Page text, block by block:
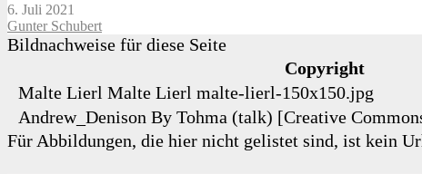
6. Juli 2021
Gunter Schubert
Bildnachweise für diese Seite
Copyright
Malte Lierl Malte Lierl malte-lierl-150x150.jpg
Andrew_Denison By Tohma (talk) [Creative
Für Abbildungen, die hier nicht gelistet sind, ist kein